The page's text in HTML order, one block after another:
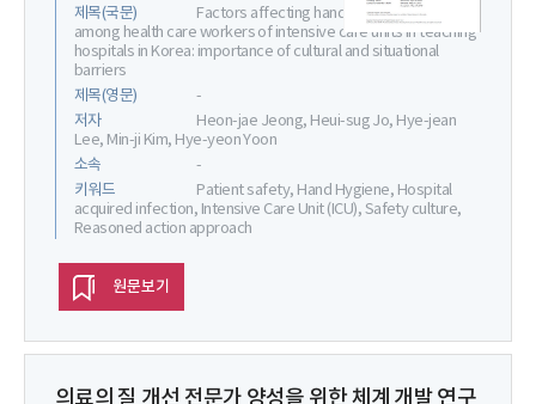
제목(국문)
Factors affecting hand hygiene behavior
among health care workers of intensive care units in teaching
hospitals in Korea: importance of cultural and situational
barriers
제목(영문)
-
저자
Heon-jae Jeong, Heui-sug Jo, Hye-jean
Lee, Min-ji Kim, Hye-yeon Yoon
소속
-
키워드
Patient safety, Hand Hygiene, Hospital
acquired infection, Intensive Care Unit (ICU), Safety culture,
Reasoned action approach
원문보기
의료의 질 개선 전문가 양성을 위한 체계 개발 연구